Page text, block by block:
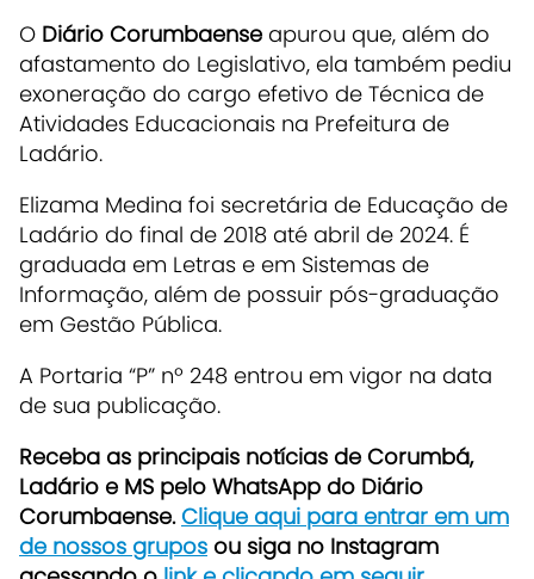
O Diário Corumbaense apurou que, além do
afastamento do Legislativo, ela também pediu
exoneração do cargo efetivo de Técnica de
Atividades Educacionais na Prefeitura de
Ladário.
Elizama Medina foi secretária de Educação de
Ladário do final de 2018 até abril de 2024. É
graduada em Letras e em Sistemas de
Informação, além de possuir pós-graduação
em Gestão Pública.
A Portaria “P” nº 248 entrou em vigor na data
de sua publicação.
Receba as principais notícias de Corumbá,
Ladário e MS pelo WhatsApp do Diário
Corumbaense.Clique aqui para entrar em um
de nossos grupos ou siga no Instagram